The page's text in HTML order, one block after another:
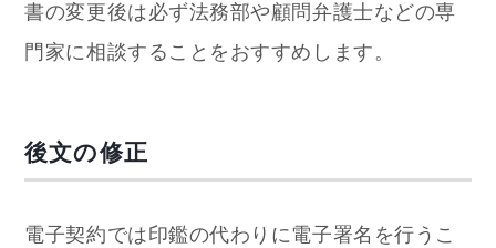
書の変更後は必ず法務部や顧問弁護士などの専
門家に相談することをおすすめします。
後文の修正
電子契約では印鑑の代わりに電子署名を行うこ